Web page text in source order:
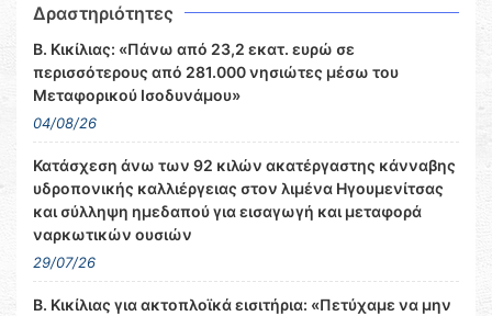
Δραστηριότητες
Β. Κικίλιας: «Πάνω από 23,2 εκατ. ευρώ σε
περισσότερους από 281.000 νησιώτες μέσω του
Μεταφορικού Ισοδυνάμου»
04/08/26
Κατάσχεση άνω των 92 κιλών ακατέργαστης κάνναβης
υδροπονικής καλλιέργειας στον λιμένα Ηγουμενίτσας
και σύλληψη ημεδαπού για εισαγωγή και μεταφορά
ναρκωτικών ουσιών
29/07/26
Β. Κικίλιας για ακτοπλοϊκά εισιτήρια: «Πετύχαμε να μην